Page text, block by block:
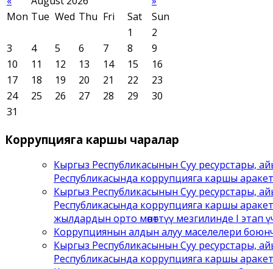
Mon Tue Wed Thu Fri Sat
Sun
1
2
3
4 5 6 7 8
9
10
11 12 13 14 15
16
17
18 19 20 21 22
23
24
25 26 27 28 29
30
31
Коррупцияга каршы чаралар
Кыргыз Республикасынын Суу ресурстары,
Республикасында коррупцияга каршы
Кыргыз Республикасынын Суу ресурстары,
Республикасында коррупцияга каршы
жылдардын орто мөөнөттүү мезгилинде I этап
Коррупциянын алдын алуу маселелери
Кыргыз Республикасынын Суу ресурстары,
Республикасында коррупцияга каршы